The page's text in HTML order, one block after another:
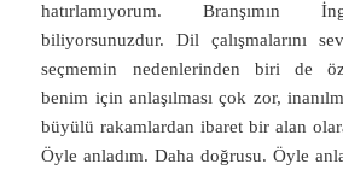
hatırlamıyorum. Branşımın
biliyorsunuzdur. Dil çalışmalarını
seçmemin nedenlerinden biri de
benim için anlaşılması çok zor,
büyülü rakamlardan ibaret bir alan
Öyle anladım. Daha doğrusu. Öyle